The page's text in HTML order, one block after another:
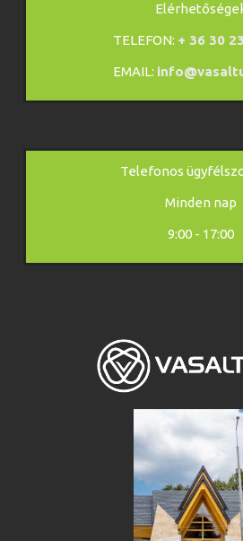
TELEFON: + 36 30
EMAIL:
Telefonos
Minden nap
9:00 - 17:00